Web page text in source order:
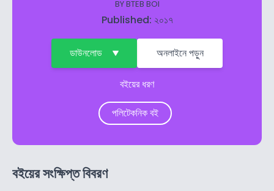
BYBTEB BOI
Published: ২০১৭
ডাউনলোড অনলাইনে পড়ুন
বইয়ের ধরণ
পলিটেকনিক বই
বইয়ের সংক্ষিপ্ত বিবরণ